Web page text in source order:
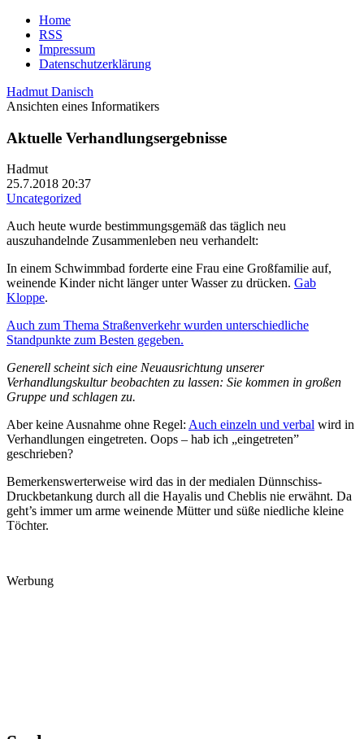
Home
RSS
Impressum
Datenschutzerklärung
Hadmut Danisch
Ansichten eines Informatikers
Aktuelle Verhandlungsergebnisse
Hadmut
25.7.2018 20:37
Uncategorized
Auch heute wurde bestimmungsgemäß das täglich neu
auszuhandelnde Zusammenleben neu verhandelt:
In einem Schwimmbad forderte eine Frau eine Großfamilie auf,
weinende Kinder nicht länger unter Wasser zu drücken. Gab
Kloppe.
Auch zum Thema Straßenverkehr wurden unterschiedliche
Standpunkte zum Besten gegeben.
Generell scheint sich eine Neuausrichtung unserer
Verhandlungskultur beobachten zu lassen: Sie kommen in großen
Gruppe und schlagen zu.
Aber keine Ausnahme ohne Regel: Auch einzeln und verbal wird in
Verhandlungen eingetreten. Oops – hab ich „eingetreten”
geschrieben?
Bemerkenswerterweise wird das in der medialen Dünnschiss-
Druckbetankung durch all die Hayalis und Cheblis nie erwähnt. Da
geht’s immer um arme weinende Mütter und süße niedliche kleine
Töchter.
Werbung